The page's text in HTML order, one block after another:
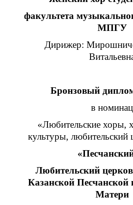
факультета
МПГУ
Дирижер:
Бронзовый
в
«Любительские хоры,
культуры, любительский
Любительский
Казанской
Матери